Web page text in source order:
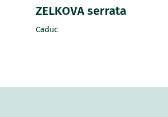
ZELKOVA serrata
Caduc